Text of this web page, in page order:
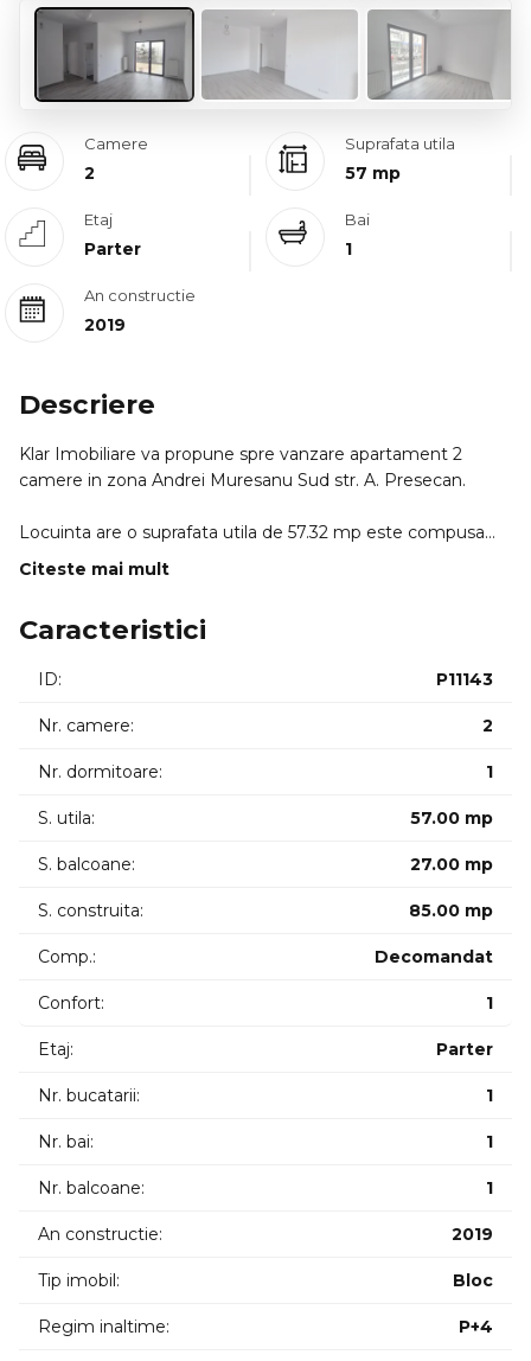
Camere
2
Suprafata utila
57 mp
Etaj
Parter
Bai
1
An constructie
2019
Descriere
Klar Imobiliare va propune spre vanzare apartament 2
camere in zona Andrei Muresanu Sud str. A. Presecan.
Locuinta are o suprafata utila de 57.32 mp este compusa
din hol living dormitor bucatarie baie balcon de 26.75mp.
Se poate achizitiona separat parcare exterioara la pretul de
15.000 euro.
ID INTERN: 11696
Citeste mai mult
Caracteristici
ID: P11143
Nr. camere: 2
Nr. dormitoare: 1
S. utila: 57.00 mp
S. balcoane: 27.00 mp
S. construita: 85.00 mp
Comp.: Decomandat
Confort: 1
Etaj: Parter
Nr. bucatarii: 1
Nr. bai: 1
Nr. balcoane: 1
An constructie: 2019
Tip imobil: Bloc
Regim inaltime: P+4